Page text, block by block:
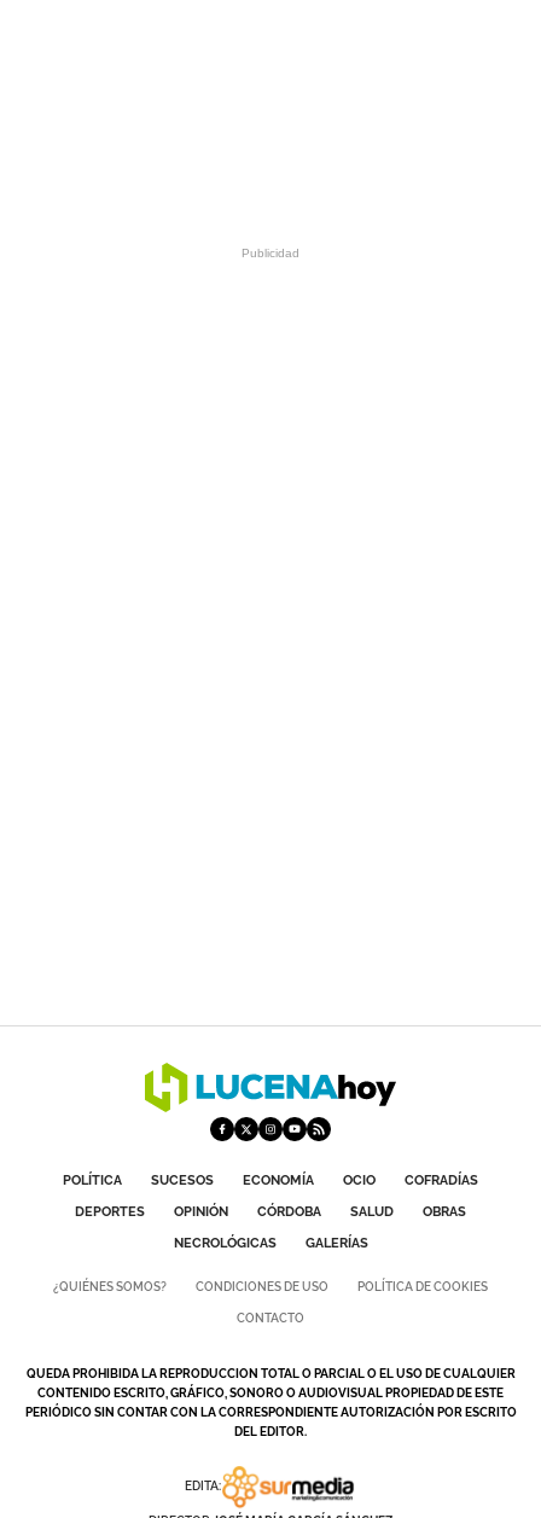
POLÍTICA SUCESOS ECONOMÍA OCIO
COFRADÍAS
DEPORTES
OPINIÓN CÓRDOBA SALUD
OBRAS
NECROLÓGICAS
GALERÍAS
¿QUIÉNES SOMOS? CONDICIONES DE USO POLÍTICA DE COOKIES
CONTACTO
QUEDA PROHIBIDA LA REPRODUCCION TOTAL O PARCIAL O EL USO DE CUALQUIER
CONTENIDO ESCRITO, GRÁFICO, SONORO O AUDIOVISUAL PROPIEDAD DE ESTE
PERIÓDICO SIN CONTAR CON LA CORRESPONDIENTE AUTORIZACIÓN POR ESCRITO
DEL EDITOR.
EDITA: